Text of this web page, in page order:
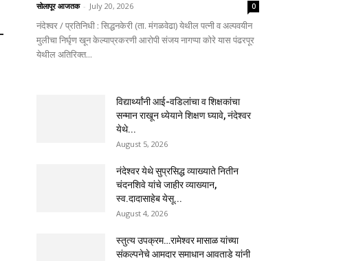
सोलापूर आजतक - July 20, 2026 0
नंदेश्वर / प्रतिनिधी : सिद्धनकेरी (ता. मंगळवेढा) येथील पत्नी व अल्पवयीन
मुलीचा निर्घृण खून केल्याप्रकरणी आरोपी संजय नागप्पा कोरे यास पंढरपूर
येथील अतिरिक्त...
विद्यार्थ्यांनी आई-वडिलांचा व शिक्षकांचा
सन्मान राखून ध्येयाने शिक्षण घ्यावे, नंदेश्वर
येथे...
August 5, 2026
नंदेश्वर येथे सुप्रसिद्ध व्याख्याते नितीन
चंदनशिवे यांचे जाहीर व्याख्यान,
स्व.दादासाहेब येसू...
August 4, 2026
स्तुत्य उपक्रम…रामेश्वर मासाळ यांच्या
संकल्पनेचे आमदार समाधान आवताडे यांनी